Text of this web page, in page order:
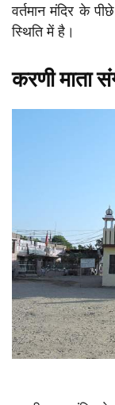
वर्तमान मंदिर के
स्थिति में है।
करणी माता